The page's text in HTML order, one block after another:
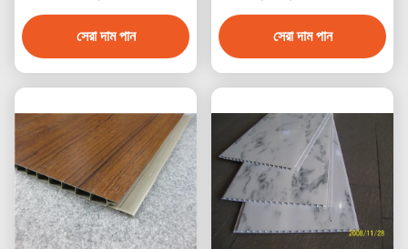
প্যানেল উচ্চ মানের
সেরা দাম পান
cladding প্যানেল
সেরা দাম পান